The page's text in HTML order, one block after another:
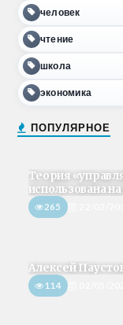
человек
чтение
школа
экономика
ПОПУЛЯРНОЕ
Теория
использована на
265
Алексей
114